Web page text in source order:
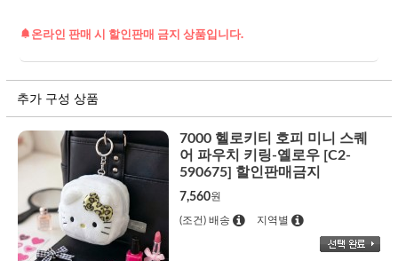
온라인 판매 시 할인판매 금지 상품입니다.
추가 구성 상품
7000 헬로키티 호피 미니 스퀘
어 파우치 키링-옐로우 [C2-
590675] 할인판매금지
7,560원
(조건) 배송 지역별